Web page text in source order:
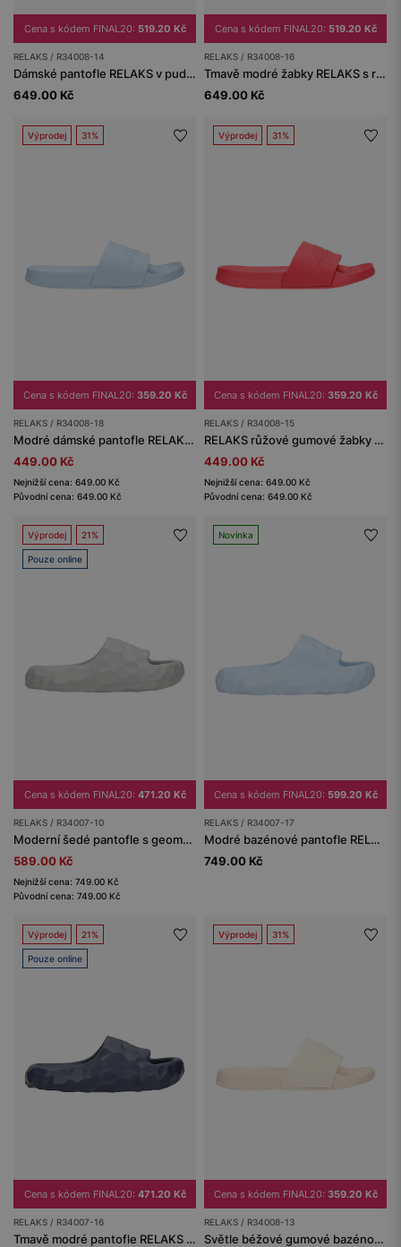
Cena s kódem FINAL20: 519.20 Kč
RELAKS / R34008-14
Dámské pantofle RELAKS v pudrovorůžové barvě
649.00 Kč
Cena s kódem FINAL20: 519.20 Kč
RELAKS / R34008-16
Tmavě modré žabky RELAKS s reliéfním logem
649.00 Kč
Výprodej 31%
Cena s kódem FINAL20: 359.20 Kč
RELAKS / R34008-18
Modré dámské pantofle RELAKS s reliéfním logem
449.00 Kč
Nejnižší cena: 649.00 Kč
Původní cena: 649.00 Kč
Výprodej 31%
Cena s kódem FINAL20: 359.20 Kč
RELAKS / R34008-15
RELAKS růžové gumové žabky s plochou podrážkou
449.00 Kč
Nejnižší cena: 649.00 Kč
Původní cena: 649.00 Kč
Výprodej 21%
Pouze online
Cena s kódem FINAL20: 471.20 Kč
RELAKS / R34007-10
Moderní šedé pantofle s geometrickou strukturou RELAKS R34007-10
589.00 Kč
Nejnižší cena: 749.00 Kč
Původní cena: 749.00 Kč
Novinka
Cena s kódem FINAL20: 599.20 Kč
RELAKS / R34007-17
Modré bazénové pantofle RELAKS
749.00 Kč
Výprodej 21%
Pouze online
Cena s kódem FINAL20: 471.20 Kč
RELAKS / R34007-16
Tmavě modré pantofle RELAKS z EVA pěny
Výprodej 31%
Cena s kódem FINAL20: 359.20 Kč
RELAKS / R34008-13
Světle béžové gumové bazénové pantofle RELAKS